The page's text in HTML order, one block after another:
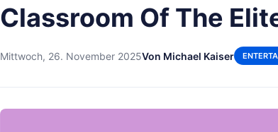
Classroom Of The
Mittwoch, 26. November 2025Von Michael Kaiser